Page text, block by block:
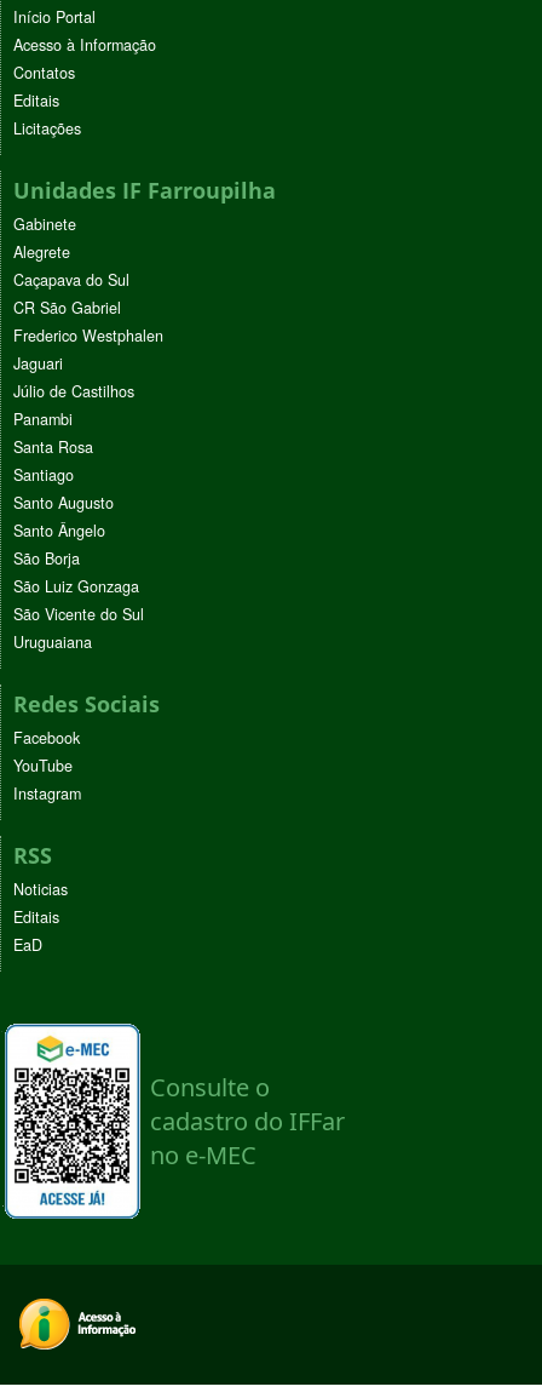
Início Portal
Acesso à Informação
Contatos
Editais
Licitações
Unidades IF Farroupilha
Gabinete
Alegrete
Caçapava do Sul
CR São Gabriel
Frederico Westphalen
Jaguari
Júlio de Castilhos
Panambi
Santa Rosa
Santiago
Santo Augusto
Santo Ângelo
São Borja
São Luiz Gonzaga
São Vicente do Sul
Uruguaiana
Redes Sociais
Facebook
YouTube
Instagram
RSS
Noticias
Editais
EaD